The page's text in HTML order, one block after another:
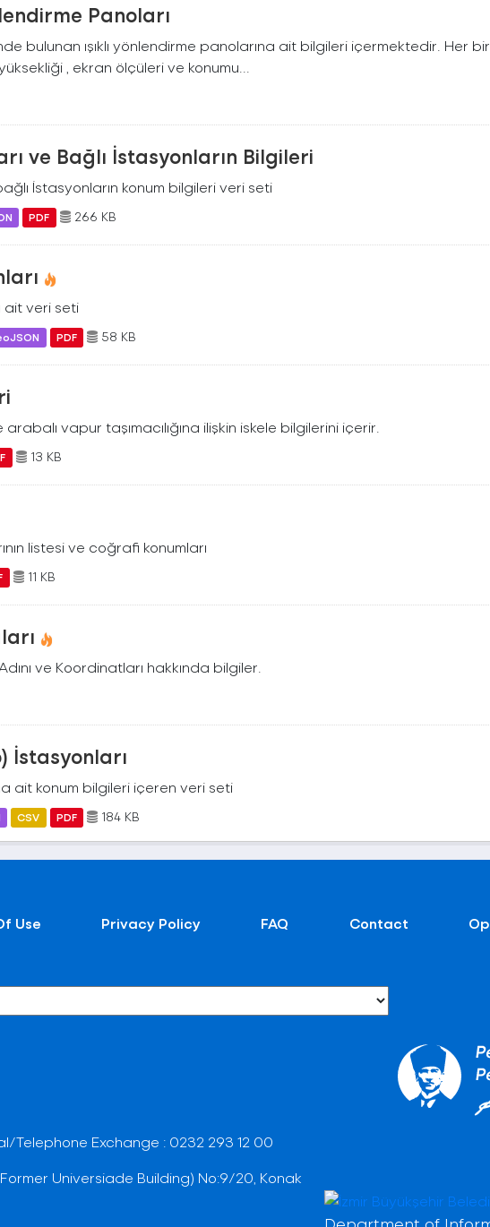
Panoları
bulunan ışıklı yönlendirme panolarına ait bilgileri içermektedir. Her
, ekran ölçüleri ve konumu...
ve Bağlı İstasyonların Bilgileri
İstasyonların konum bilgileri veri seti
PDF 266 KB
ait veri seti
PDF 58 KB
vapur taşımacılığına ilişkin iskele bilgilerini içerir.
13 KB
listesi ve coğrafi konumları
11 KB
ve Koordinatları hakkında bilgiler.
İstasyonları
ait konum bilgileri içeren veri seti
CSV PDF 184 KB
Use Privacy Policy FAQ Contact
Telephone Exchange : 0232 293 12 00
Universiade Building) No:9/20, Konak